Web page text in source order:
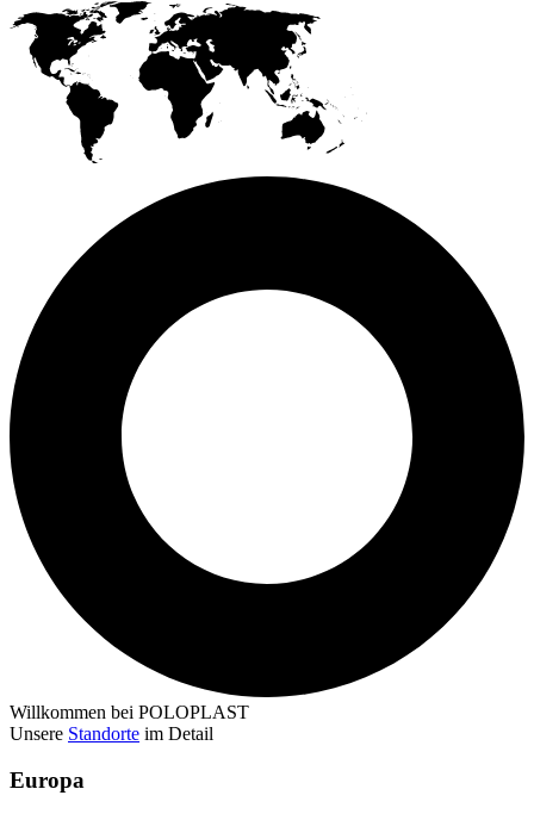
Willkommen bei POLOPLAST
Unsere Standorte im Detail
Europa